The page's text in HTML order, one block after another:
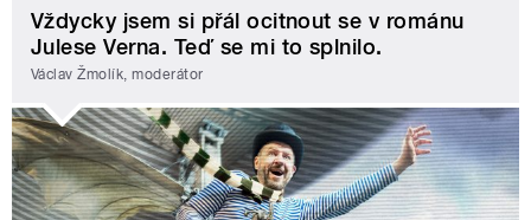
Vždycky jsem si přál ocitnout se v románu
Julese Verna. Teď se mi to splnilo.
Václav Žmolík, moderátor